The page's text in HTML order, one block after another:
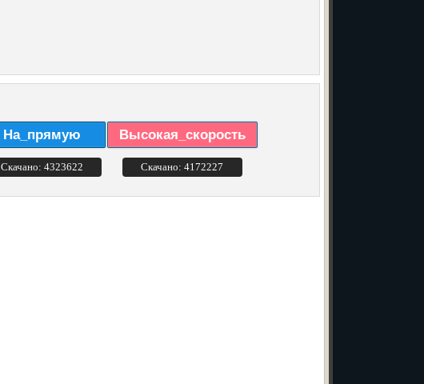
На_прямую
Скачано: 4323622
Высокая_скорость
Скачано: 4172227